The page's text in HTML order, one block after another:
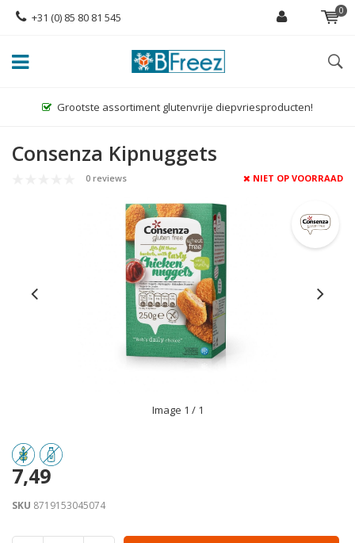
+31 (0) 85 80 81 545 0
Grootste assortiment glutenvrije diepvriesproducten!
Consenza Kipnuggets
0 reviews NIET OP VOORRAAD
Image 1 / 1
7,49
SKU 8719153045074